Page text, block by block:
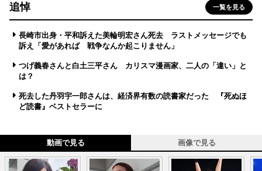
追悼 一覧を見る
長崎市出身・平和訴えた美輪明宏さん死去 ラストメッセージでも
訴え「愛があれば 戦争なんか起こりません」
つげ義春さんと白土三平さん カリスマ漫画家、二人の「違い」と
は？
死去した丹羽宇一郎さんは、経済界有数の読書家だった 『死ぬほ
ど読書』ベストセラーに
動画で見る 画像で見る